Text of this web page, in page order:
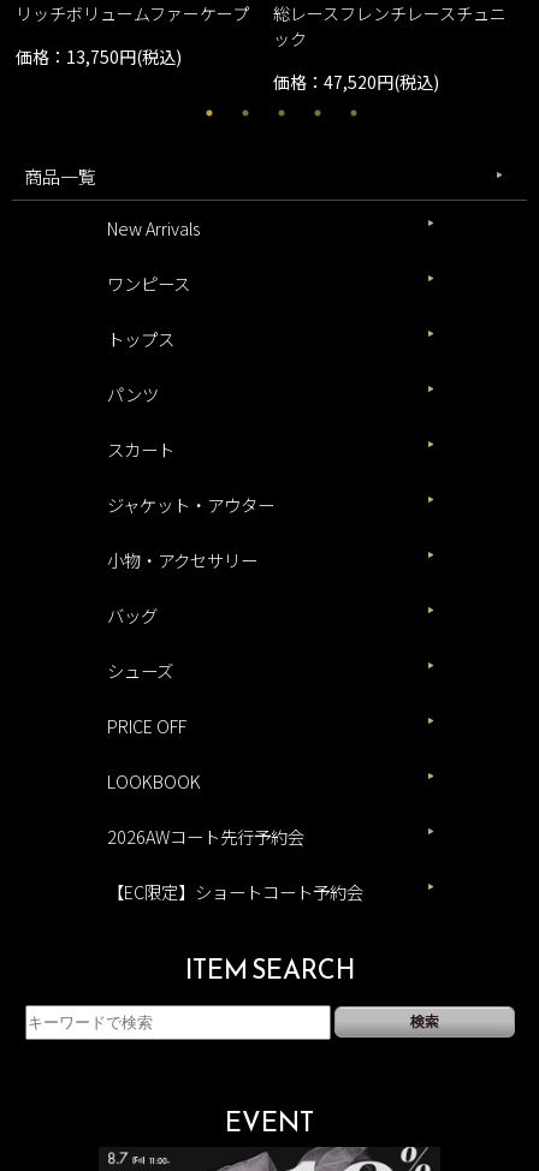
リッチボリュームファーケープ
価格：13,750円(税込)
総レースフレンチレースチュニ
ック
価格：47,520円(税込)
商品一覧
New Arrivals
ワンピース
トップス
パンツ
スカート
ジャケット・アウター
小物・アクセサリー
バッグ
シューズ
PRICE OFF
LOOKBOOK
2026AWコート先行予約会
【EC限定】ショートコート予約会
ITEM SEARCH
EVENT